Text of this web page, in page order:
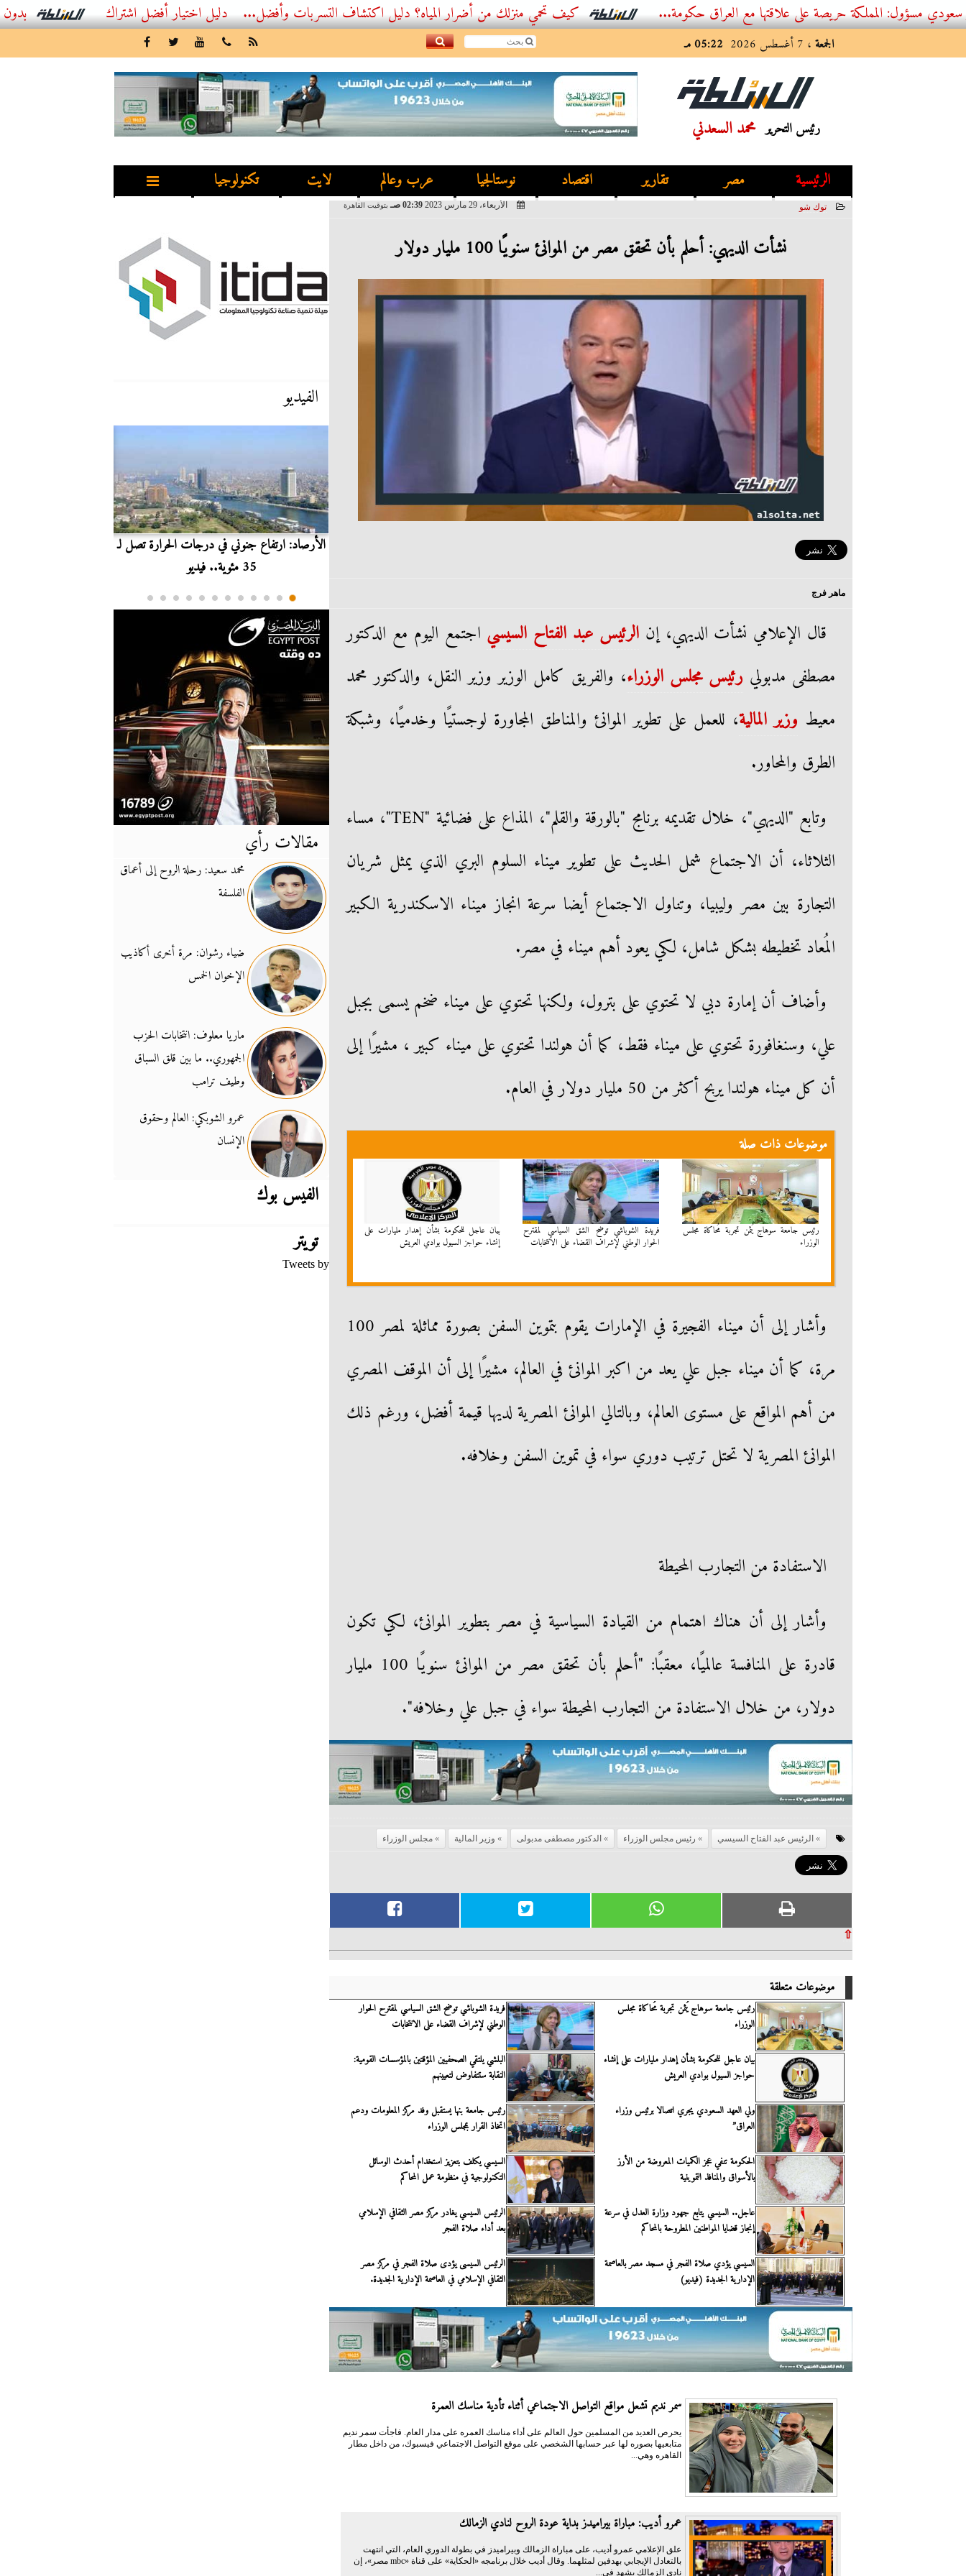
أفضل اشتراك IPTV بدون تقطيع 2026 – دليل المشاهد العصري المملكة حريصة على علاقتها مع العراق حكومة... كيف تحمي منزلك من أضرار المياه؟ دليل اكتشاف التسربات وأفضل...
الجمعة ، 7 أغسطس 2026 05:22 مـ
رئيس التحرير محمد السعدني
الرئيسية مصر تقارير اقتصاد نوستالجيا عرب وعالم لايت تكنولوجيا
توك شو الأربعاء، 29 مارس 2023 02:39 صـ بتوقيت القاهرة
نشأت الديهي: أحلم بأن تحقق مصر من الموانئ سنويًا 100 مليار دولار
ماهر فرج
قال الإعلامي نشأت الديهي، إنالرئيس عبد الفتاح السيسي اجتمع اليوم مع الدكتور
مصطفى مدبولي رئيسمجلس الوزراء، والفريق كامل الوزير وزير النقل، والدكتور محمد
معيط وزير المالية، للعمل على تطوير الموانئ والمناطق المجاورة لوجستيًا وخدميًا، وشبكة
الطرق والمحاور.
وتابع "الديهي"، خلال تقديمه برنامج "بالورقة والقلم"، المذاع على فضائية "TEN"، مساء
الثلاثاء، أن الاجتماع شمل الحديث على تطوير ميناء السلوم البري الذي يمثل شريان
التجارة بين مصر وليبيا، وتناول الاجتماع أيضا سرعة انجاز ميناء الاسكندرية الكبير
المُعاد تخطيطه بشكل شامل، لكي يعود أهم ميناء في مصر.
وأضاف أن إمارة دبي لا تحتوي على بترول، ولكنها تحتوي على ميناء ضخم يسمى بجبل
علي، وسنغافورة تحتوي على ميناء فقط، كما أن هولندا تحتوي على ميناء كبير ، مشيرًا إلى
أن كل ميناء هولندا يربح أكثر من 50 مليار دولار في العام.
موضوعات ذات صلة
رئيس جامعة سوهاج يُثمن تجربة مُحاكاة مجلس
الوزراء
فريدة الشوباشي توضح الشق السياسي لمقترح
الحوار الوطني لإشراف القضاء على الانتخابات
بيان عاجل للحكومة بشأن إهدار مليارات على
إنشاء حواجز السيول بوادي العريش
وأشار إلى أن ميناء الفجيرة في الإمارات يقوم بتموين السفن بصورة مماثلة لمصر 100
مرة، كما أن ميناء جبل علي يعد من اكبر الموانئ في العالم، مشيرًا إلى أن الموقف المصري
من أهم المواقع على مستوى العالم، وبالتالي الموانئ المصرية لديها قيمة أفضل، ورغم ذلك
الموانئ المصرية لا تحتل ترتيب دوري سواء في تموين السفن وخلافه.
الاستفادة من التجارب المحيطة
وأشار إلى أن هناك اهتمام من القيادة السياسية في مصر بتطوير الموانئ، لكي تكون
قادرة على المنافسة عالميًا، معقبًا: "أحلم بأن تحقق مصر من الموانئ سنويًا 100 مليار
دولار، من خلال الاستفادة من التجارب المحيطة سواء في جبل علي وخلافه".
الرئيس عبد الفتاح السيسي رئيس مجلس الوزراء الدكتور مصطفى مدبولى وزير المالية مجلس الوزراء
⇧
موضوعات متعلقة
رئيس جامعة سوهاج يُثمن تجربة مُحاكاة مجلس
الوزراء
فريدة الشوباشي توضح الشق السياسي لمقترح الحوار
الوطني لإشراف القضاء على الانتخابات
بيان عاجل للحكومة بشأن إهدار مليارات على إنشاء
حواجز السيول بوادي العريش
البلشي يلتقي الصحفيين المؤقتين بالمؤسسات القومية:
النقابة ستتفاوض لتعيينهم
ولي العهد السعودي يجري اتصالا برئيس وزراء
العراق”
رئيس جامعة بنها يستقبل وفد مركز المعلومات ودعم
اتخاذ القرار بمجلس الوزراء
الحكومة تنفي عجز الكميات المعروضة من الأرز
بالأسواق والمنافذ التموينية
السيسي يكلف بتعزيز استخدام أحدث الوسائل
التكنولوجية في منظومة عمل المحاكم
عاجل.. السيسي يتابع جهود وزارة العدل في سرعة
إنجاز قضايا المواطنين المطروحة بالمحاكم
الرئيس السيسي يغادر مركز مصر الثقافي الإسلامي
بعد أداء صلاة الفجر
السيسي يؤدي صلاة الفجر في مسجد مصر بالعاصمة
الإدارية الجديدة (فيديو)
الرئيس السيسى يؤدى صلاة الفجر في مركز مصر
الثقافي الإسلامي في العاصمة الإدارية الجديدة.
سمر نديم تشعل مواقع التواصل الاجتماعي أثناء تأدية مناسك العمرة
يحرص العديد من المسلمين حول العالم على أداء مناسك العمره على مدار العام. فاجأت سمر نديم
متابعيها بصوره لها عبر حسابها الشخصي على موقع التواصل الاجتماعي فيسبوك، من داخل مطار
القاهره وهي...
عمرو أديب: مباراة بيراميدز بداية عودة الروح لنادي الزمالك
علق الإعلامي عمرو أديب، على مباراة الزمالك وبيراميدز في بطولة الدوري العام، التي انتهت
بالتعادل الإيجابي بهدفين لمثلهما. وقال أديب خلال برنامجه «الحكاية» على قناة «mbc مصر»، إن
نادي الزمالك يشهد في...
الفيديو
الأرصاد: ارتفاع جنوني في درجات الحرارة تصل لـ
35 مئوية.. فيديو
مقالات رأي
محمد سعيد: رحلة الروح إلى أعماق
الفلسفة
ضياء رشوان: مرة أخرى أكاذيب
الإخوان الخمس
ماريا معلوف: انتخابات الحزب
الجمهوري.. ما بين قلق السباق
وطيف ترامب
عمرو الشوبكي: العالم وحقوق
الإنسان
الفيس بوك
تويتر
Tweets by